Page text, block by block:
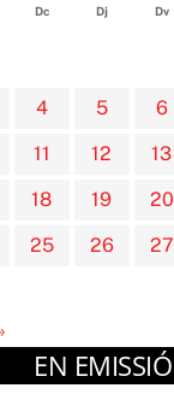
Dc Dj Dv
4 5 6
11 12 13
18 19 20
25 26 27
EN EMISSIÓ